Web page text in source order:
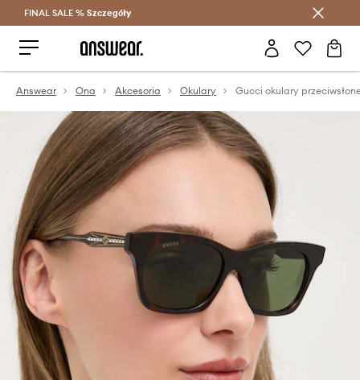
Oszczędzaj z Answear Club >
FINAL SALE % Szczegóły
Answear Ona Akcesoria Okulary Gucci okulary